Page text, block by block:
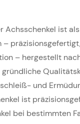
Achsschenkel ist
–
– hergestellt
und
ist
bei bestimmten